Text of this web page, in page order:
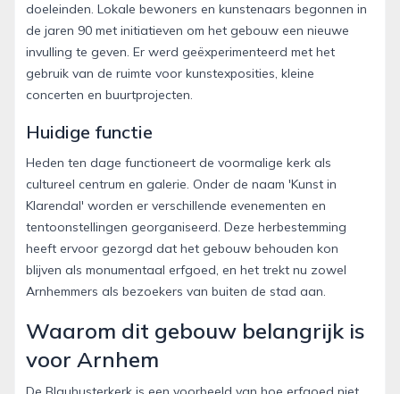
doeleinden. Lokale bewoners en kunstenaars begonnen in
de jaren 90 met initiatieven om het gebouw een nieuwe
invulling te geven. Er werd geëxperimenteerd met het
gebruik van de ruimte voor kunstexposities, kleine
concerten en buurtprojecten.
Huidige functie
Heden ten dage functioneert de voormalige kerk als
cultureel centrum en galerie. Onder de naam 'Kunst in
Klarendal' worden er verschillende evenementen en
tentoonstellingen georganiseerd. Deze herbestemming
heeft ervoor gezorgd dat het gebouw behouden kon
blijven als monumentaal erfgoed, en het trekt nu zowel
Arnhemmers als bezoekers van buiten de stad aan.
Waarom dit gebouw belangrijk is
voor Arnhem